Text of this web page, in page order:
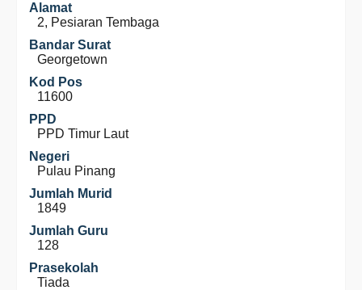
Alamat
2, Pesiaran Tembaga
Bandar Surat
Georgetown
Kod Pos
11600
PPD
PPD Timur Laut
Negeri
Pulau Pinang
Jumlah Murid
1849
Jumlah Guru
128
Prasekolah
Tiada